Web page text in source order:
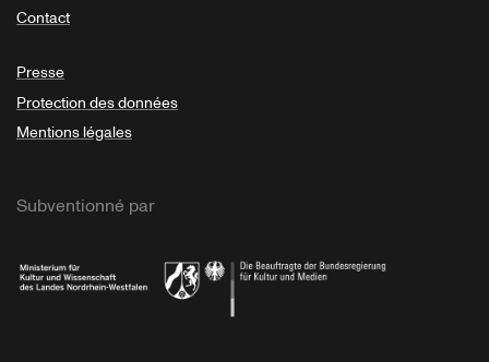
Contact
Presse
Protection des données
Mentions légales
Subventionné par